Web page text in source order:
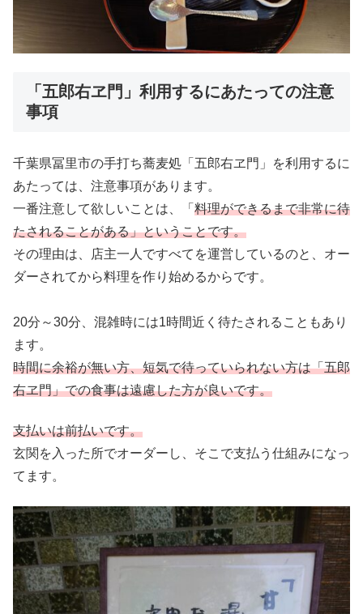
「五郎右ヱ門」利用するにあたっての注意
事項
千葉県冨里市の手打ち蕎麦処「五郎右ヱ門」を利用するに
あたっては、注意事項があります。
一番注意して欲しいことは、「 料理ができるまで非常に待
たされることがある」ということです。
その理由は、店主一人ですべてを運営しているのと、オー
ダーされてから料理を作り始めるからです。
20分～30分、混雑時には1時間近く待たされることもあり
ます。
時間に余裕が無い方、短気で待っていられない方は「五郎
右ヱ門」での食事は遠慮した方が良いです。
支払いは前払いです。
玄関を入った所でオーダーし、そこで支払う仕組みになっ
てます。